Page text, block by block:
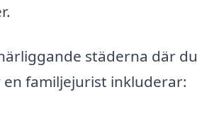
städerna där du
familjejurist inkluderar: